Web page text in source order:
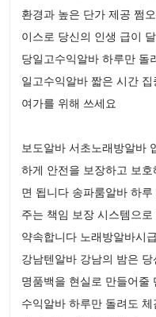
환경과 높은 단가 제공 쩜
이스로 당신의 인생 급이
당일고수익알바 하루만 돌
일고수익알바 짧은 시간
여가를 위해 쓰세요
보도알바 서초노래방알바
하게 안전을 보장하고 보
면 됩니다 송파룸알바 하
주는 책임 보장 시스템으
약속합니다 노래방알바시
강남텐알바 강남의 밤은
명품백을 현실로 만들어줄
수익알바 하루만 돌려도